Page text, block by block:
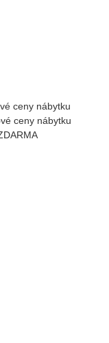
ceny nábytku
ceny nábytku